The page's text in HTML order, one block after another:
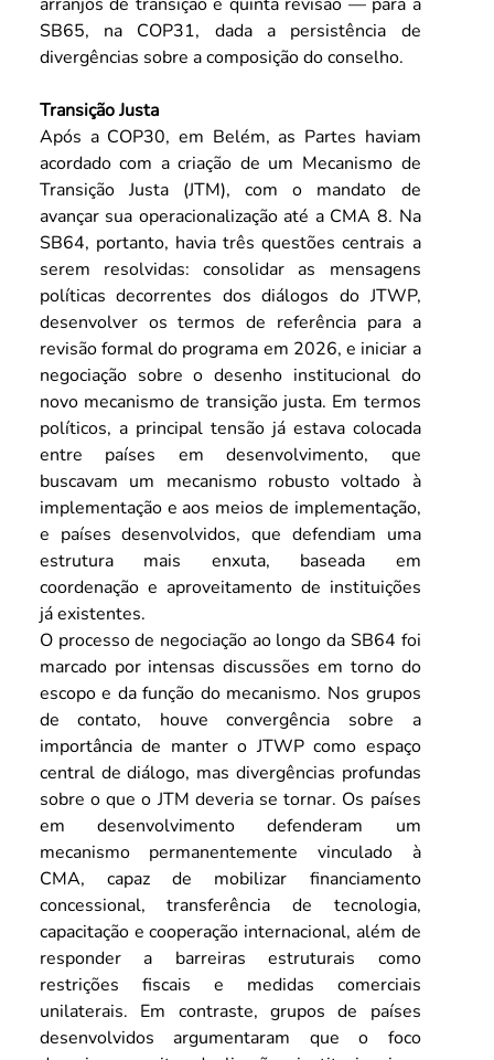
SB65, na COP31, dada a persistência de
divergências sobre a composição do conselho.
Transição Justa
Após a COP30, em Belém, as Partes haviam
acordado com a criação de um Mecanismo de
Transição Justa (JTM), com o mandato de
avançar sua operacionalização até a CMA 8. Na
SB64, portanto, havia três questões centrais a
serem resolvidas: consolidar as mensagens
políticas decorrentes dos diálogos do JTWP,
desenvolver os termos de referência para a
revisão formal do programa em 2026, e iniciar a
negociação sobre o desenho institucional do
novo mecanismo de transição justa. Em termos
políticos, a principal tensão já estava colocada
entre países em desenvolvimento, que
buscavam um mecanismo robusto voltado à
implementação e aos meios de implementação,
e países desenvolvidos, que defendiam uma
estrutura mais enxuta, baseada em
coordenação e aproveitamento de instituições
já existentes.
O processo de negociação ao longo da SB64 foi
marcado por intensas discussões em torno do
escopo e da função do mecanismo. Nos grupos
de contato, houve convergência sobre a
importância de manter o JTWP como espaço
central de diálogo, mas divergências profundas
sobre o que o JTM deveria se tornar. Os países
em desenvolvimento defenderam um
mecanismo permanentemente vinculado à
CMA, capaz de mobilizar financiamento
concessional, transferência de tecnologia,
capacitação e cooperação internacional, além de
responder a barreiras estruturais como
restrições fiscais e medidas comerciais
unilaterais. Em contraste, grupos de países
desenvolvidos argumentaram que o foco